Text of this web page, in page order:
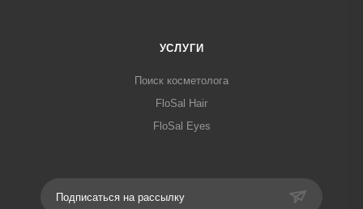
УСЛУГИ
Поиск косметолога
FloSal Hair
FloSal Eyes
Подписаться на рассылку